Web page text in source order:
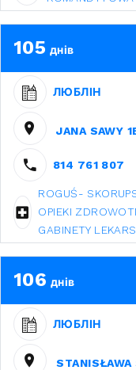
105 днів
ЛЮБЛІН
JANA SAWY
814 761 807
ROGUŚ-
OPIEKI
GABINETY
106 днів
ЛЮБЛІН